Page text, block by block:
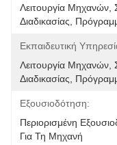
Λειτουργία Μηχανών,
Διαδικασίας,
Εκπαιδευτική
Λειτουργία Μηχανών,
Διαδικασίας,
Εξουσιοδότηση:
Περιορισμένη
Για Τη Μηχανή